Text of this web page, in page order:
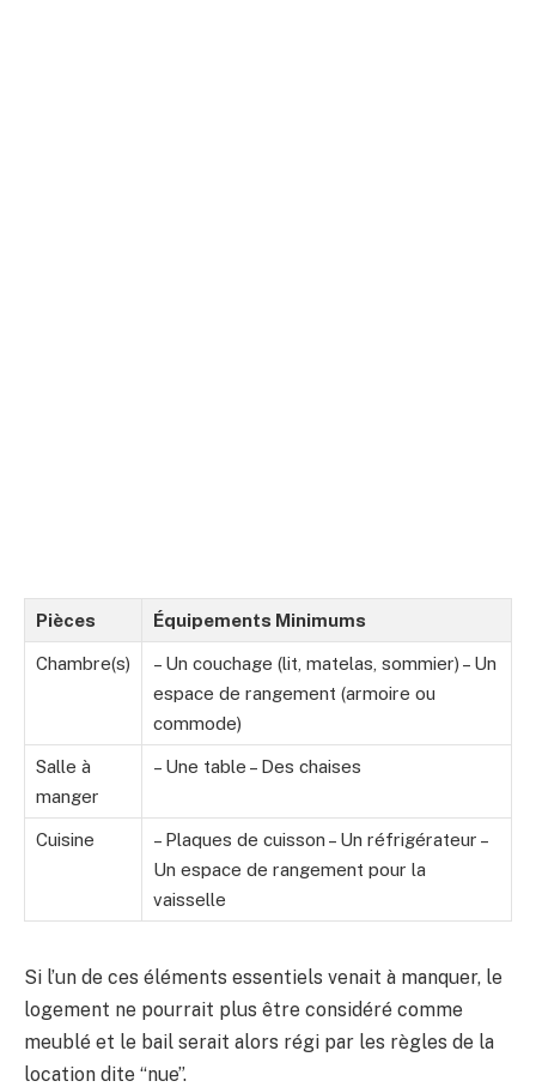
Pièces Équipements Minimums
Chambre(s)
– Un couchage (lit, matelas, sommier) – Un
espace de rangement (armoire ou
commode)
Salle à
manger
– Une table – Des chaises
Cuisine
– Plaques de cuisson – Un réfrigérateur –
Un espace de rangement pour la
vaisselle
Si l’un de ces éléments essentiels venait à manquer, le
logement ne pourrait plus être considéré comme
meublé et le bail serait alors régi par les règles de la
location dite “nue”.